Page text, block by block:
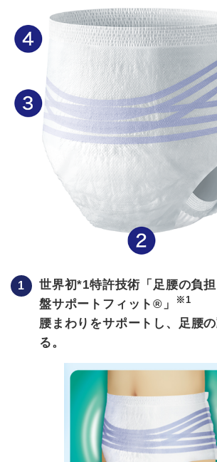
世界初*1特許技術「足腰の負
盤サポートフィット®」
※1
腰まわりをサポートし、足腰
る。